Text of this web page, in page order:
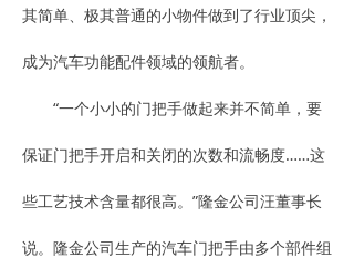
其简单、极其普通的小物件做到了行业顶尖，
成为汽车功能配件领域的领航者。
“一个小小的门把手做起来并不简单，要
保证门把手开启和关闭的次数和流畅度……这
些工艺技术含量都很高。”隆金公司汪董事长
说。隆金公司生产的汽车门把手由多个部件组